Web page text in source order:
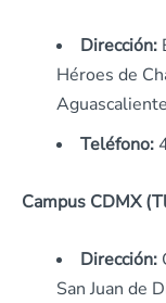
Dirección:
Héroes de
Teléfono:
Campus CDMX
Dirección:
San Juan de